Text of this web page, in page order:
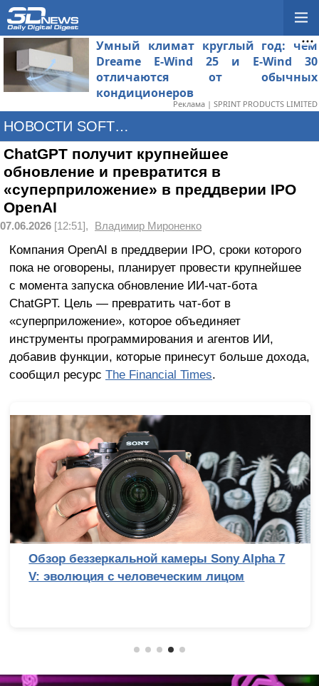
Умный климат круглый год: чем
Dreame E-Wind 25 и E-Wind 30
отличаются от обычных
кондиционеров
Реклама | SPRINT PRODUCTS LIMITED
НОВОСТИ SOFTWARE
ChatGPT получит крупнейшее
обновление и превратится в
«суперприложение» в преддверии IPO
OpenAI
07.06.2026 [12:51], Владимир Мироненко
Компания OpenAI в преддверии IPO, сроки которого
пока не оговорены, планирует провести крупнейшее
с момента запуска обновление ИИ-чат-бота
ChatGPT. Цель — превратить чат-бот в
«суперприложение», которое объединяет
инструменты программирования и агентов ИИ,
добавив функции, которые принесут больше дохода,
сообщил ресурс The Financial Times.
Обзор беззеркальной камеры Sony Alpha 7
V: эволюция с человеческим лицом